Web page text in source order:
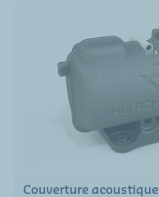
Couverture acoustique